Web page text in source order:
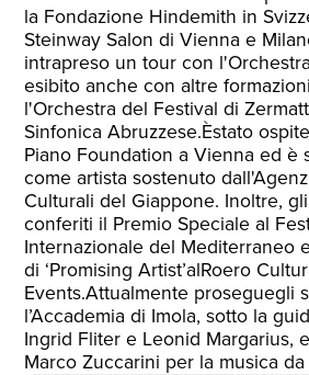
la Fondazione Hindemith in
Steinway Salon di Vienna e
intrapreso un tour con
esibito anche con altre
l'Orchestra del Festival di
Sinfonica Abruzzese.Èstato
Piano Foundation a Vienna ed è
come artista sostenuto
Culturali del Giappone. Inoltre,
conferiti il Premio Speciale al
Internazionale del Mediterraneo
di ‘Promising Artist’alRoero
Events.Attualmente proseguegli
l’Accademia di Imola, sotto la
Ingrid Fliter e Leonid Margarius,
Marco Zuccarini per la musica da